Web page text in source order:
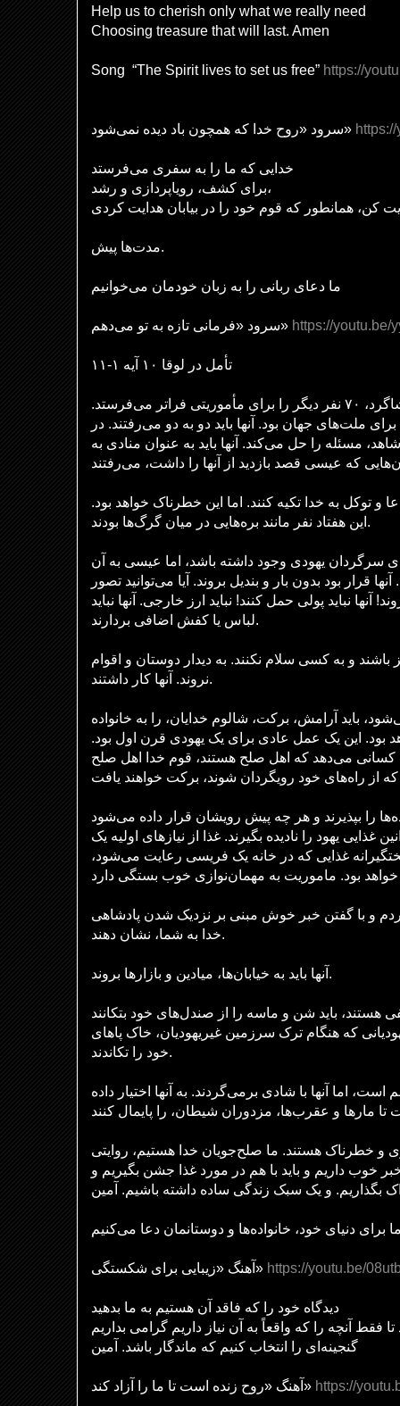
Help us to cherish only what we really need
Choosing treasure that will last. Amen
Song “The Spirit lives to set us free” https://
سرود «روح خدا که همچون باد دیده نمی‌شود»
خدایی که ما را به سفری می‌فرستد
برای کشف، رویاپردازی و رشد،
کن، همانطور که قوم خود را در بیابان هدایت کردی
مدت‌ها پیش.
ما دعای ربانی را به زبان خودمان می‌خوانیم
سرود «فرمانی تازه به تو می‌دهم» https://youtu.be/
تأمل در لوقا ۱۰ آیه ۱-۱۱
عیسی اکنون علاوه بر دوازده شاگرد، ۷۰ نفر دیگر را برای مأموریتی فراتر می‌فرستد.
ملت‌های جهان بود. آنها باید دو به دو می‌رفتند. در
مسئله را حل می‌کند. آنها باید به عنوان منادی به
و توکل به خدا تکیه کنند. اما این خطرناک خواهد بود.
این هفتاد نفر مانند بره‌هایی در میان گرگ‌ها بودند.
سرگردان یهودی وجود داشته باشد، اما عیسی به آن
قرار بود بدون بار و بندیل بروند. آیا می‌توانید تصور
آنها نباید پولی حمل کنند! نباید ارز خارجی. آنها نباید
لباس یا کفش اضافی بردارند.
باشند و به کسی سلام نکنند. به دیدار دوستان و اقوام
نروند. آنها کار داشتند.
باید آرامش، برکت، شالوم خدایان، را به خانواده
بود. این یک عمل عادی برای یک یهودی قرن اول بود.
کسانی می‌دهد که اهل صلح هستند، قوم خدا اهل صلح
را بپذیرند و هر چه پیش رویشان قرار داده می‌شود
غذایی یهود را نادیده بگیرند. غذا از نیازهای اولیه یک
غذایی که در خانه یک فریسی رعایت می‌شود،
مردم و با گفتن خبر خوش مبنی بر نزدیک شدن پادشاهی
خدا به شما، نشان دهند.
آنها باید به خیابان‌ها، میادین و بازارها بروند.
هستند، باید شن و ماسه را از صندل‌های خود بتکانند
که هنگام ترک سرزمین غیریهودیان، خاک پاهای
خود را تکاندند.
است، اما آنها با شادی برمی‌گردند. به آنها اختیار داده
و خطرناک هستند. ما صلح‌جویان خدا هستیم، روایتی
خوب داریم و باید با هم در مورد غذا جشن بگیریم و
بگذاریم. و یک سبک زندگی ساده داشته باشیم. آمین
آهنگ «زیبایی برای شکستگی» https://youtu.be/
دیدگاه خود را که فاقد آن هستیم به ما بدهید
فقط آنچه را که واقعاً به آن نیاز داریم گرامی بداریم
گنجینه‌ای را انتخاب کنیم که ماندگار باشد. آمین
آهنگ «روح زنده است تا ما را آزاد کند» https://